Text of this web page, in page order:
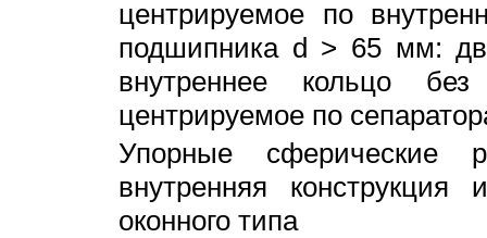
центрируемое по
подшипника d > 65 мм:
внутреннее кольцо
центрируемое по
Упорные сферические
внутренняя
оконного типа